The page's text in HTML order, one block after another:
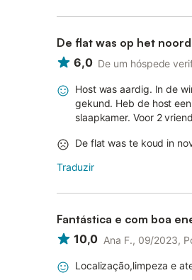
De flat was op het
6,0 De um hóspede
Host was aardig. In de
gekund. Heb de host
slaapkamer. Voor 2
De flat was te koud in
Traduzir
Fantástica e com boa
10,0 Ana F., 09/2023,
Localização,limpeza e